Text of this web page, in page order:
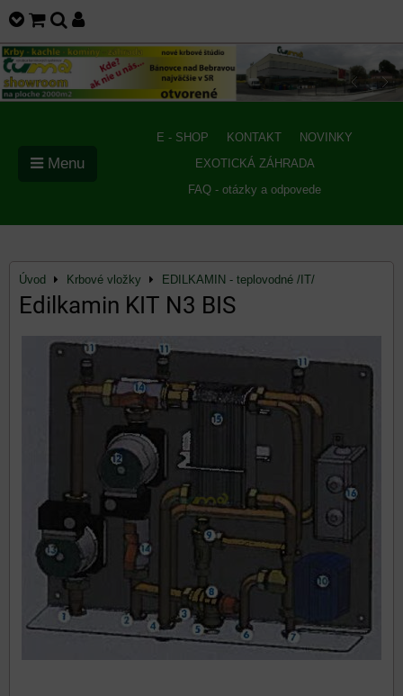
E - SHOP KONTAKT
NOVINKY
EXOTICKÁ ZÁHRADA
FAQ - otázky a odpovede
Menu
Úvod Krbové vložky EDILKAMIN - teplovodné /IT/
Edilkamin KIT N3 BIS